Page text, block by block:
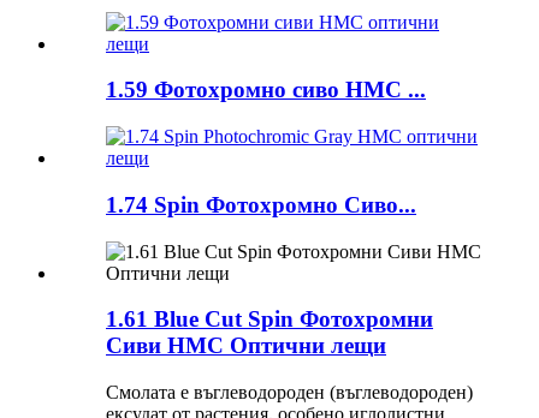
1.59 Фотохромно сиво HMC ...
1.74 Spin Фотохромно Сиво...
1.61 Blue Cut Spin Фотохромни
Сиви HMC Оптични лещи
Смолата е въглеводороден (въглеводороден)
ексудат от растения, особено иглолистни